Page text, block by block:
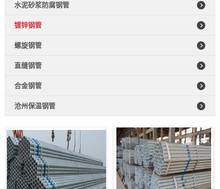
水泥砂浆防腐钢管
镀锌钢管
螺旋钢管
直缝钢管
合金钢管
沧州保温钢管